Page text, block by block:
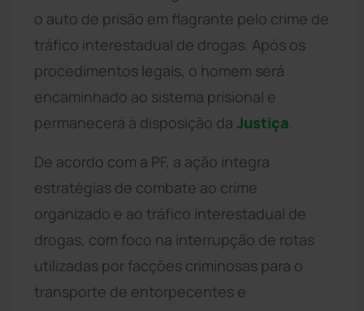
o auto de prisão em flagrante pelo crime de
tráfico interestadual de drogas. Após os
procedimentos legais, o homem será
encaminhado ao sistema prisional e
permanecerá à disposição da Justiça
De acordo com a PF, a ação integra
estratégias de combate ao crime
organizado e ao tráfico interestadual de
drogas, com foco na interrupção de rotas
utilizadas por facções criminosas para o
transporte de entorpecentes e